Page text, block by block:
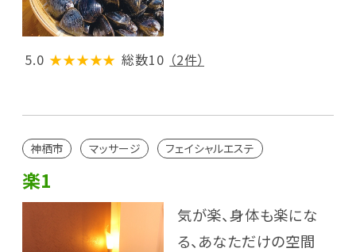
5.0 ★★★★★ 総数10 （2件）
神栖市 マッサージ フェイシャルエステ
楽1
気が楽、身体も楽にな
る、あなただけの空間